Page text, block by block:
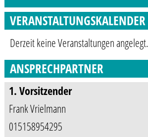
VERANSTALTUNGSKALENDER
Derzeit keine Veranstaltungen angelegt.
ANSPRECHPARTNER
1. Vorsitzender
Frank Vrielmann
015158954295